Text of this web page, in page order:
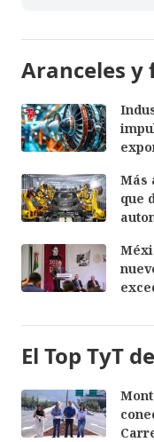
Aranceles y
Más
que
El Top TyT